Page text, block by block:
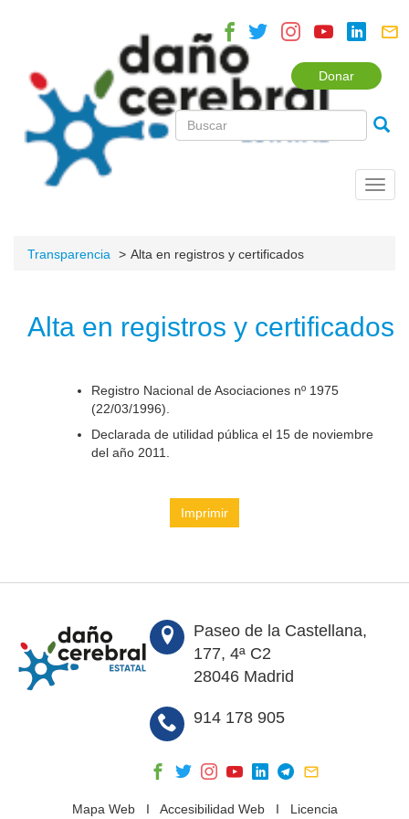
Donar
Transparencia Alta en registros y certificados
Alta en registros y certificados
Registro Nacional de Asociaciones nº 1975
(22/03/1996).
Declarada de utilidad pública el 15 de noviembre
del año 2011.
Imprimir
Paseo de la Castellana,
177, 4ª C2
28046 Madrid
914 178 905
Mapa WebI Accesibilidad WebI Licencia